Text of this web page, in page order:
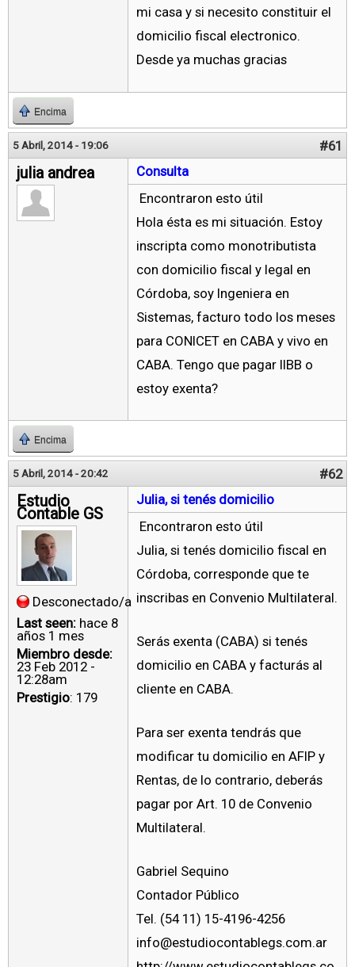
mi casa y si necesito constituir el
domicilio fiscal electronico.
Desde ya muchas gracias
Encima
5 Abril, 2014 - 19:06 #61
julia andrea
Consulta
Encontraron esto útil
Hola ésta es mi situación. Estoy
inscripta como monotributista
con domicilio fiscal y legal en
Córdoba, soy Ingeniera en
Sistemas, facturo todo los meses
para CONICET en CABA y vivo en
CABA. Tengo que pagar IIBB o
estoy exenta?
Encima
5 Abril, 2014 - 20:42 #62
Estudio
Contable GS
Desconectado/a
Last seen: hace 8
años 1 mes
Miembro desde:
23 Feb 2012 -
12:28am
Prestigio: 179
Julia, si tenés domicilio
Encontraron esto útil
Julia, si tenés domicilio fiscal en
Córdoba, corresponde que te
inscribas en Convenio Multilateral.
Serás exenta (CABA) si tenés
domicilio en CABA y facturás al
cliente en CABA.
Para ser exenta tendrás que
modificar tu domicilio en AFIP y
Rentas, de lo contrario, deberás
pagar por Art. 10 de Convenio
Multilateral.
Gabriel Sequino
Contador Público
Tel. (54 11) 15-4196-4256
info@estudiocontablegs.com.ar